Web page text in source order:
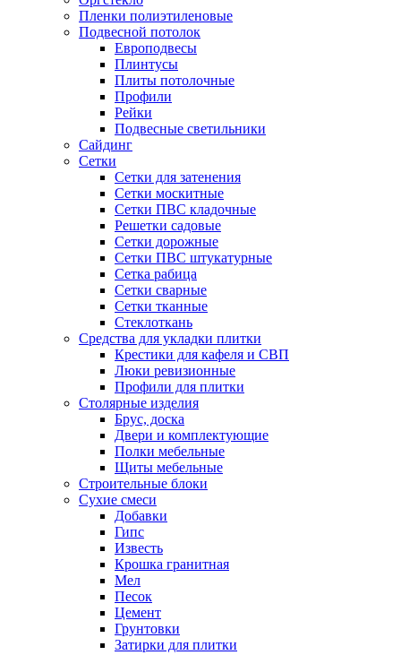
Пленки полиэтиленовые
Подвесной потолок
Европодвесы
Плинтусы
Плиты потолочные
Профили
Рейки
Подвесные светильники
Сайдинг
Сетки
Сетки для затенения
Сетки москитные
Сетки ПВС кладочные
Решетки садовые
Сетки дорожные
Сетки ПВС штукатурные
Сетка рабица
Сетки сварные
Сетки тканные
Стеклоткань
Средства для укладки плитки
Крестики для кафеля и СВП
Люки ревизионные
Профили для плитки
Столярные изделия
Брус, доска
Двери и комплектующие
Полки мебельные
Щиты мебельные
Строительные блоки
Сухие смеси
Добавки
Гипс
Известь
Крошка гранитная
Мел
Песок
Цемент
Грунтовки
Затирки для плитки